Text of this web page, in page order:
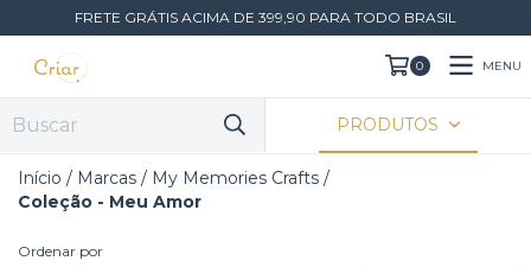
FRETE GRÁTIS ACIMA DE 399,90 PARA TODO BRASIL
0 MENU
PRODUTOS
Início / Marcas / My Memories Crafts /
Coleção - Meu Amor
Ordenar por